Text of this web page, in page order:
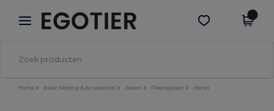
× Egotier-app
Betere prijzen in de app!
Download app
Home Basic Kleding & Accessoires Jassen Fleecejassen Heren